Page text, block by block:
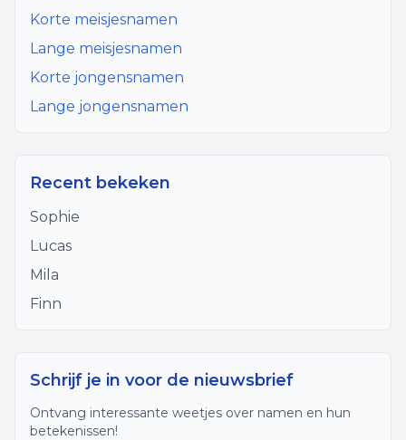
Korte meisjesnamen
Lange meisjesnamen
Korte jongensnamen
Lange jongensnamen
Recent bekeken
Sophie
Lucas
Mila
Finn
Schrijf je in voor de nieuwsbrief
Ontvang interessante weetjes over namen en hun
betekenissen!